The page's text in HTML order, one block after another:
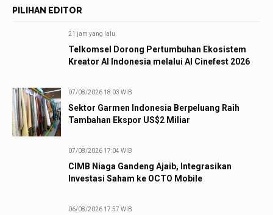
PILIHAN EDITOR
21 jam yang lalu
Telkomsel Dorong Pertumbuhan Ekosistem
Kreator AI Indonesia melalui AI Cinefest 2026
07/08/2026 18:03 WIB
Sektor Garmen Indonesia Berpeluang Raih
Tambahan Ekspor US$2 Miliar
07/08/2026 17:04 WIB
CIMB Niaga Gandeng Ajaib, Integrasikan
Investasi Saham ke OCTO Mobile
06/08/2026 17:57 WIB